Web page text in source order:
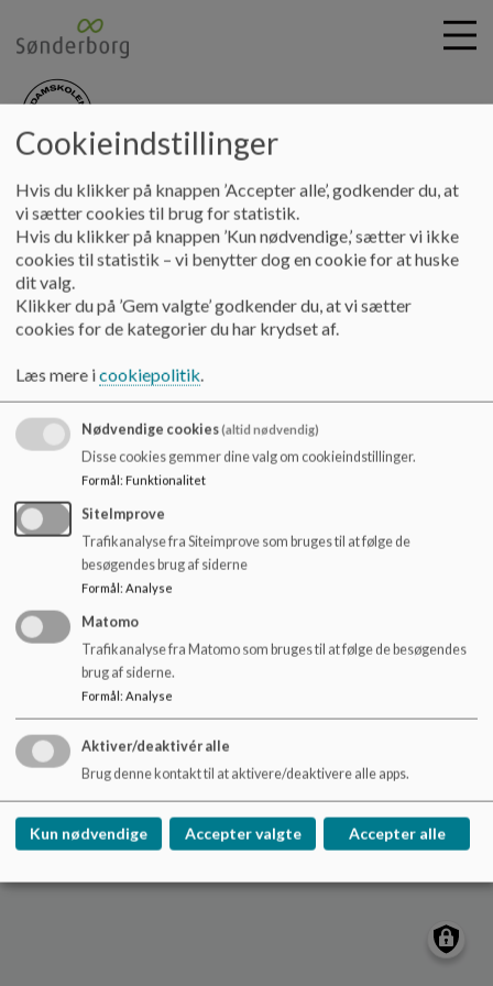
i
nydamskolen
Skolebestyrelsen Referater 23 - 24 Referat 2023.08.30
Referat 2023.08.30
Referat 2023.08.30
Dokumenter
Referat 2023.08.30.pdf
Nydamskolen
Skolevej 21, V. Sottrup
nydamskolen@sonderborg.dk
88724391
/tilgaengelighedserklaering
Sitemap
Cookie politik
Cookieindstillinger
Hvis du klikker på knappen ’Accepter alle’, godkender du, at
vi sætter cookies til brug for statistik.
Hvis du klikker på knappen ’Kun nødvendige,’ sætter vi ikke
cookies til statistik – vi benytter dog en cookie for at huske
dit valg.
Klikker du på ’Gem valgte’ godkender du, at vi sætter
cookies for de kategorier du har krydset af.
Læs mere icookiepolitik.
Nødvendige cookies(altid nødvendig)
Disse cookies gemmer dine valg om cookieindstillinger.
Formål: Funktionalitet
SiteImprove
Trafikanalyse fra Siteimprove som bruges til at følge de
besøgendes brug af siderne
Formål: Analyse
Matomo
Trafikanalyse fra Matomo som bruges til at følge de besøgendes
brug af siderne.
Formål: Analyse
Aktiver/deaktivér alle
Brug denne kontakt til at aktivere/deaktivere alle apps.
Kun nødvendige Accepter valgte Accepter alle